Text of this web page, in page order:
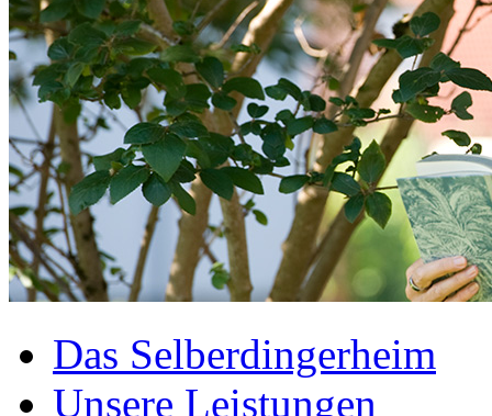
Das Selberdingerheim
Unsere Leistungen